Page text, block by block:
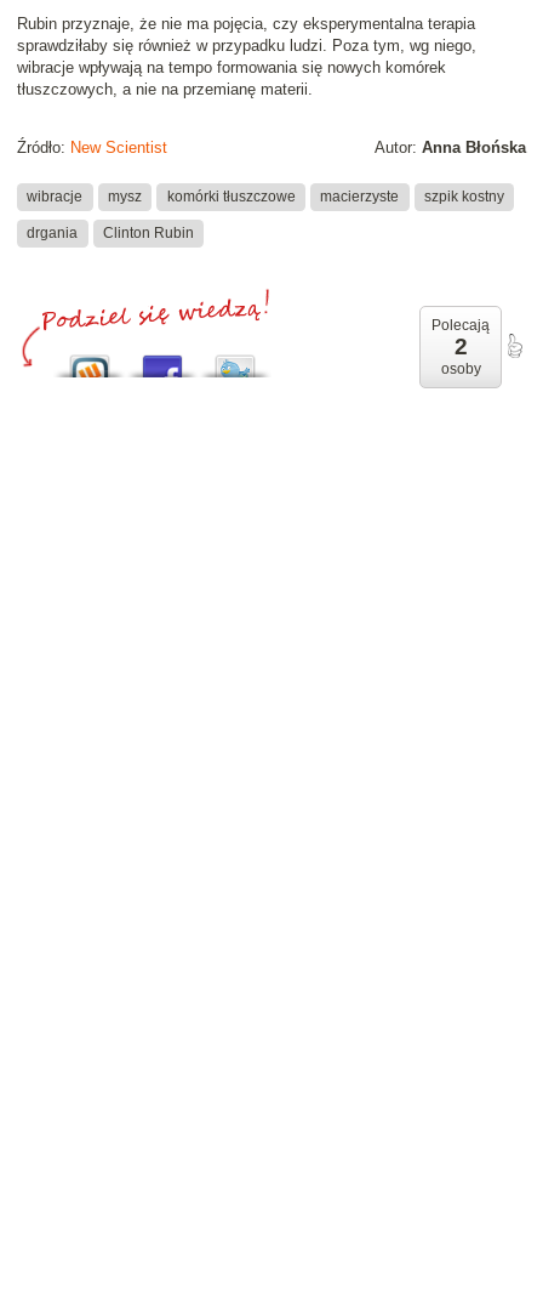
Rubin przyznaje, że nie ma pojęcia, czy eksperymentalna terapia
sprawdziłaby się również w przypadku ludzi. Poza tym, wg niego,
wibracje wpływają na tempo formowania się nowych komórek
tłuszczowych, a nie na przemianę materii.
Autor: Anna Błońska
Źródło: New Scientist
wibracje mysz komórki tłuszczowe macierzyste szpik kostny
drgania Clinton Rubin
Polecają
2
osoby